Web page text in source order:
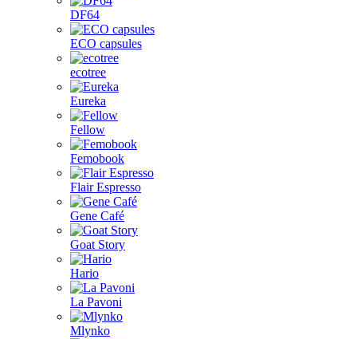
DF64
ECO capsules
ecotree
Eureka
Fellow
Femobook
Flair Espresso
Gene Café
Goat Story
Hario
La Pavoni
Mlynko